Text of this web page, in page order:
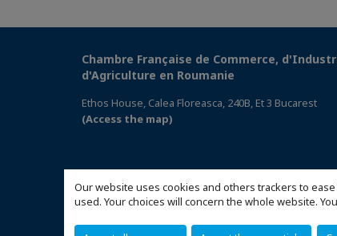
Our website uses cookies and others trackers to
used. Your choices will concern the whole website.
Chambre Française de Commerce,
d'Agriculture en Roumanie
Ethos House, Calea Floreasca, 240B, Et 3 Bucarest
(Access the map)